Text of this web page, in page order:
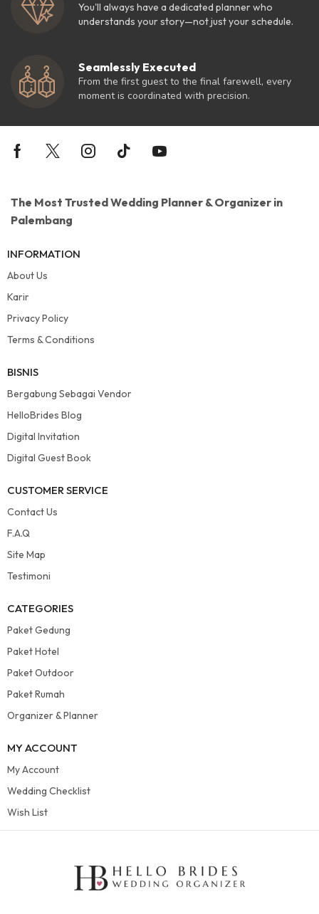
You'll always have a dedicated planner who
understands your story—not just your schedule.
Seamlessly Executed
From the first guest to the final farewell, every
moment is coordinated with precision.
The Most Trusted Wedding Planner & Organizer in
Palembang
INFORMATION
About Us
Karir
Privacy Policy
Terms & Conditions
BISNIS
Bergabung Sebagai Vendor
HelloBrides Blog
Digital Invitation
Digital Guest Book
CUSTOMER SERVICE
Contact Us
F.A.Q
Site Map
Testimoni
CATEGORIES
Paket Gedung
Paket Hotel
Paket Outdoor
Paket Rumah
Organizer & Planner
MY ACCOUNT
My Account
Wedding Checklist
Wish List